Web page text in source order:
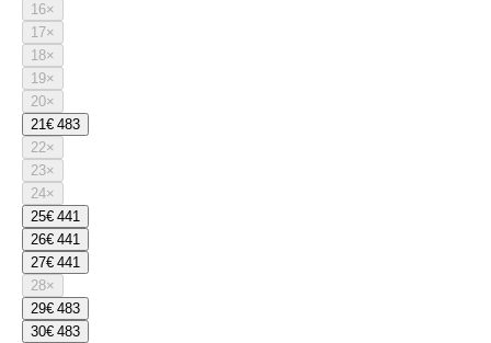
16×
17×
18×
19×
20×
21€ 483
22×
23×
24×
25€ 441
26€ 441
27€ 441
28×
29€ 483
30€ 483